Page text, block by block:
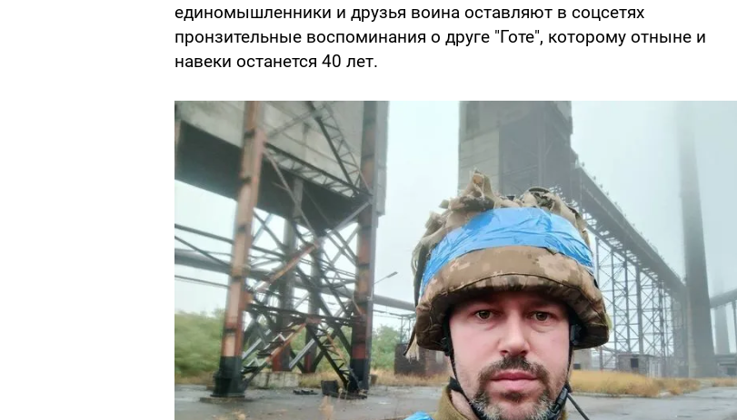
единомышленники и друзья воина оставляют в соцсетях
пронзительные воспоминания о друге "Готе", которому отныне и
навеки останется 40 лет.